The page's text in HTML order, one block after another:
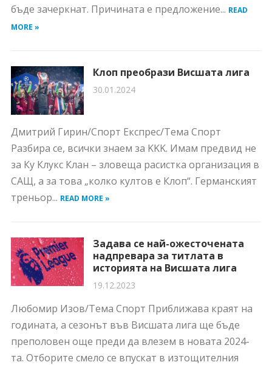
бъде зачеркнат. Причината е предложение... READ
MORE »
Клоп преобрази Висшата лига
30.01.2024
Дмитрий Гирин/Спорт Експрес/Тема Спорт
Разбира се, всички знаем за KKK. Имам предвид не
за Ку Клукс Клан – зловеща расистка организация в
САЩ, а за това „колко култов е Клоп“. Германският
треньор... READ MORE »
Задава се най-ожесточената
надпревара за титлата в
историята на Висшата лига
19.12.2023
Любомир Изов/Тема Спорт Приближава краят на
годината, а сезонът във Висшата лига ще бъде
преполовен още преди да влезем в новата 2024-
та. Отборите смело се впускат в изтощителния